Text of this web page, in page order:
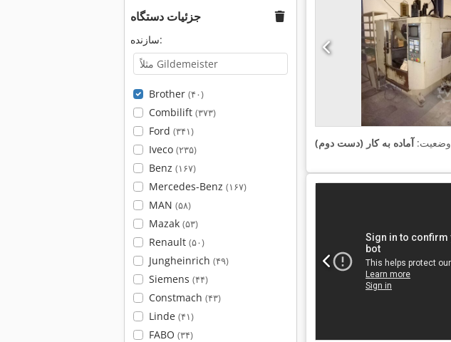
جزئیات دستگاه
سازنده:
Brother (۴۰)
Combilift (۳۷۳)
Ford (۳۴۱)
Iveco (۲۳۵)
Benz (۱۶۷)
Mercedes-Benz (۱۶۷)
MAN (۵۸)
Mazak (۵۳)
Renault (۵۰)
Jungheinrich (۴۹)
Siemens (۴۴)
Constmach (۴۳)
Linde (۴۱)
FABO (۳۴)
وضعیت:آماده به کار (دست دوم)